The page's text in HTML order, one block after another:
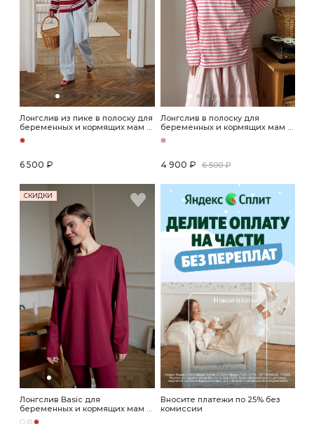
Лонгслив из пике в полоску для
беременных и кормящих мам -
вишневый
6 500 ₽
Лонгслив в полоску для
беременных и кормящих мам -
розовый
4 900 ₽ 6 500 ₽
СКИДКИ
Лонгслив Basic для
беременных и кормящих мам -
винный
Вносите платежи по 25% без
комиссии